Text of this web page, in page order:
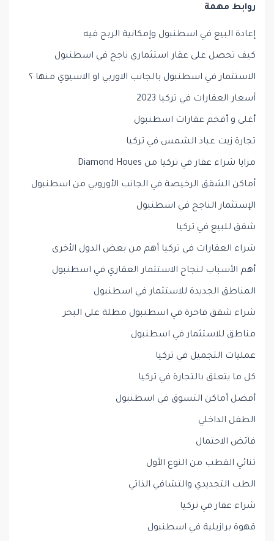
روابط مهمة
إعادة البيع في اسطنبول وإمكانية الربح فيه
كيف تحصل على عقار استثماري ناجح في اسطنبول
الاستثمار في اسطنبول بالجانب الاوربي او الاسيوي منها ؟
أسعار العقارات في تركيا 2023
أغلى و أفخم عقارات اسطنبول
تجارة زيت عباد الشمس في تركيا
مزايا شراء عقار في تركيا من Diamond Houes
أماكن الشقق الرخيصة في الجانب الأوروبي من اسطنبول
الإستثمار الناجح في اسطنبول
شقق للبيع في تركيا
شراء العقارات في تركيا أهم من بعض الدول الأخرى
أهم الأسباب لنجاح الاستثمار العقاري في اسطنبول
المناطق الجديدة للاستثمار في اسطنبول
شراء شقق فاخرة في اسطنبول مطلة على البحر
مناطق للاستثمار في اسطنبول
عمليات التجميل في تركيا
كل ما يتعلق بالتجارة في تركيا
أفضل أماكن التسوق في اسطنبول
الطفل الداخلي
فائض الاحتمال
ثنائي القطب من النوع الأول
الطب التجديدي والتشافي الذاتي
شراء عقار في تركيا
قهوة برازيلية في اسطنبول